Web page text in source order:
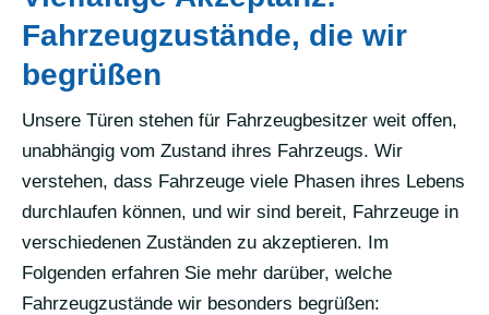
Fahrzeugzustände, die wir
begrüßen
Unsere Türen stehen für Fahrzeugbesitzer weit offen,
unabhängig vom Zustand ihres Fahrzeugs. Wir
verstehen, dass Fahrzeuge viele Phasen ihres Lebens
durchlaufen können, und wir sind bereit, Fahrzeuge in
verschiedenen Zuständen zu akzeptieren. Im
Folgenden erfahren Sie mehr darüber, welche
Fahrzeugzustände wir besonders begrüßen: